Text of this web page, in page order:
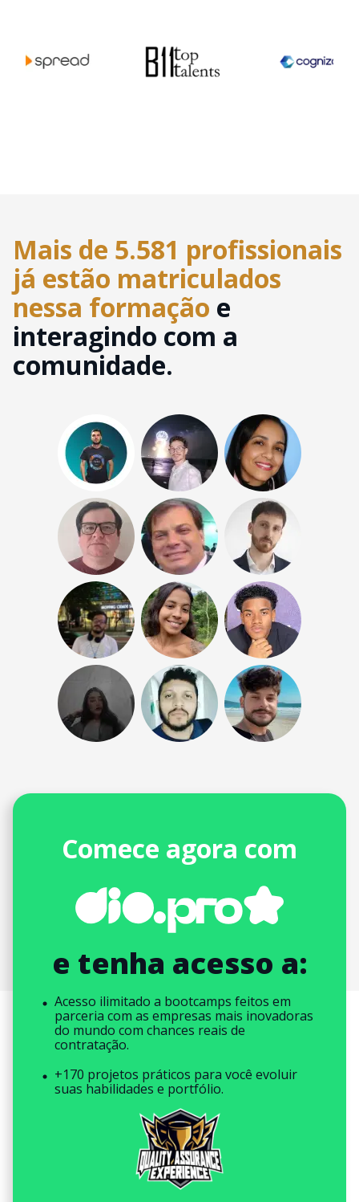
Mais de 5.581 profissionais
já estão matriculados
nessa formação e
interagindo com a
comunidade.
Comece agora com
e tenha acesso a:
Acesso ilimitado a bootcamps feitos em
parceria com as empresas mais inovadoras
do mundo com chances reais de
contratação.
+170 projetos práticos para você evoluir
suas habilidades e portfólio.